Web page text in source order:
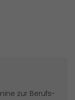
zur Berufs-